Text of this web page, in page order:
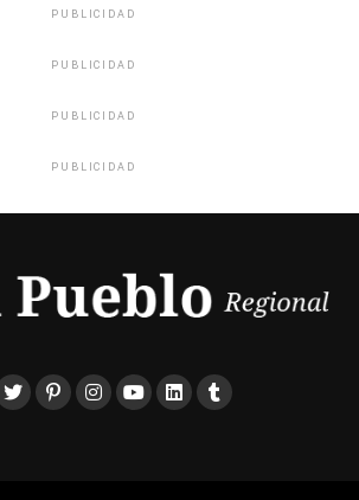
PUBLICIDAD
PUBLICIDAD
PUBLICIDAD
PUBLICIDAD